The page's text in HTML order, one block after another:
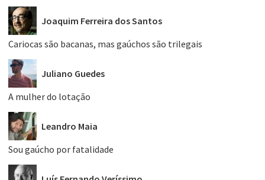
Joaquim Ferreira dos Santos
Cariocas são bacanas, mas gaúchos são trilegais
Juliano Guedes
A mulher do lotação
Leandro Maia
Sou gaúcho por fatalidade